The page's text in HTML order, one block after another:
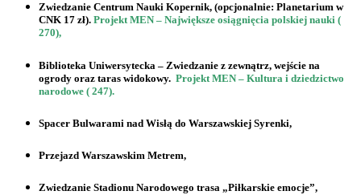
Zwiedzanie Centrum Nauki Kopernik, (opcjonalnie: Planetarium w
CNK 17 zł). Projekt MEN – Największe osiągnięcia polskiej nauki (
270),
Biblioteka Uniwersytecka – Zwiedzanie z zewnątrz, wejście na
ogrody oraz taras widokowy. Projekt MEN – Kultura i dziedzictwo
narodowe ( 247).
Spacer Bulwarami nad Wisłą do Warszawskiej Syrenki,
Przejazd Warszawskim Metrem,
Zwiedzanie Stadionu Narodowego trasa „Piłkarskie emocje”,